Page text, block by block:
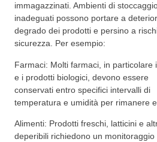
immagazzinati. Ambienti di
inadeguati possono portare a
degrado dei prodotti e persino a
sicurezza. Per esempio:
Farmaci: Molti farmaci, in particolare
e i prodotti biologici, devono essere
conservati entro specifici intervalli di
temperatura e umidità per rimanere
Alimenti: Prodotti freschi, latticini e
deperibili richiedono un monitoraggio